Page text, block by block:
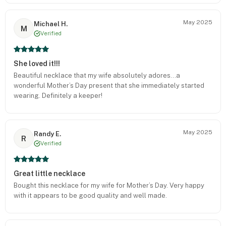
M
Michael H.
Verified
May 2025
She loved it!!!
Beautiful necklace that my wife absolutely adores…a
wonderful Mother’s Day present that she immediately started
wearing. Definitely a keeper!
R
Randy E.
Verified
May 2025
Great little necklace
Bought this necklace for my wife for Mother’s Day. Very happy
with it appears to be good quality and well made.